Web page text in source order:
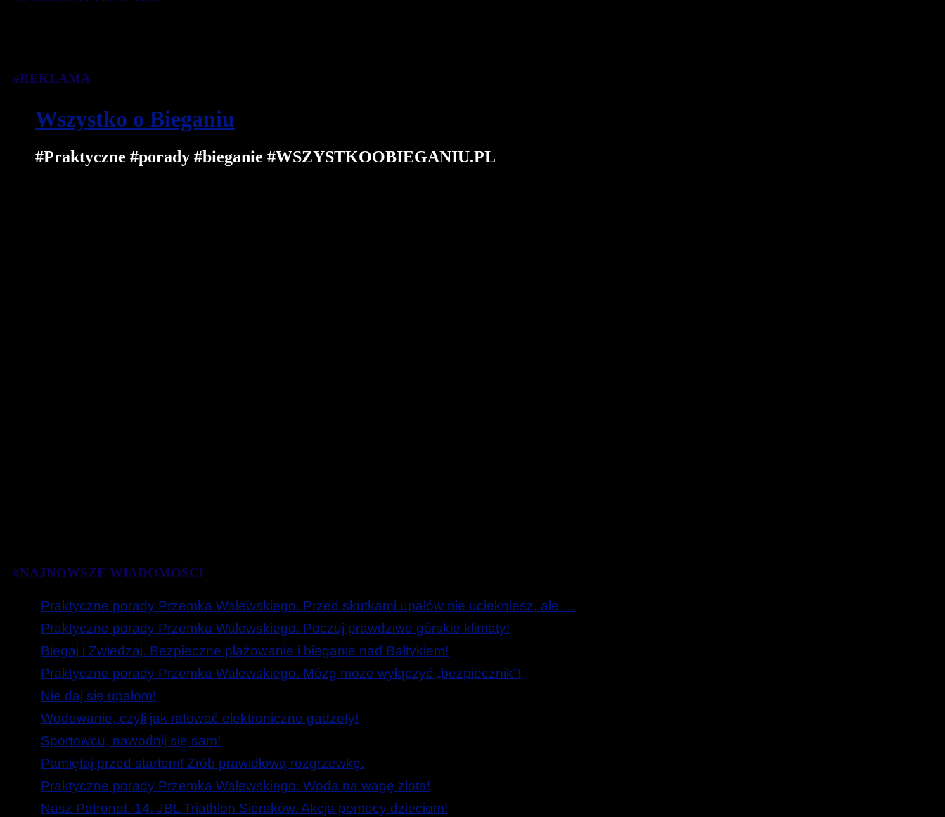
Wszystko o Bieganiu
#Praktyczne #porady #bieganie #WSZYSTKOOBIEGANIU.PL
#REKLAMA
#NAJNOWSZE WIADOMOŚCI
Praktyczne porady Przemka Walewskiego. Przed skutkami upałów nie uciekniesz, ale …
Praktyczne porady Przemka Walewskiego. Poczuj prawdziwe górskie klimaty!
Biegaj i Zwiedzaj. Bezpieczne plażowanie i bieganie nad Bałtykiem!
Praktyczne porady Przemka Walewskiego. Mózg może wyłączyć „bezpiecznik”!
Nie daj się upałom!
Wodowanie, czyli jak ratować elektroniczne gadżety!
Sportowcu, nawodnij się sam!
Pamiętaj przed startem! Zrób prawidłową rozgrzewkę.
Praktyczne porady Przemka Walewskiego. Woda na wagę złota!
Nasz Patronat. 14. JBL Triathlon Sieraków. Akcja pomocy dzieciom!